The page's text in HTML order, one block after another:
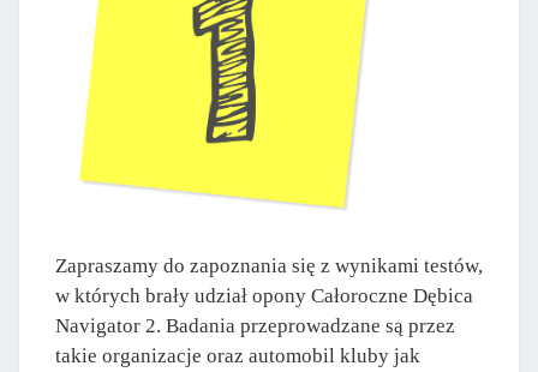
Zapraszamy do zapoznania się z wynikami testów,
w których brały udział opony Całoroczne Dębica
Navigator 2. Badania przeprowadzane są przez
takie organizacje oraz automobil kluby jak